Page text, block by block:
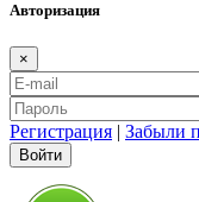
Авторизация
×
Регистрация | Забыли
Войти